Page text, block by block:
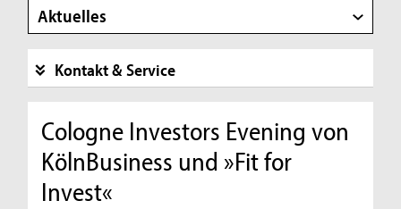
Aktuelles
Kontakt & Service
Cologne Investors Evening von
KölnBusiness und »Fit for
Invest«